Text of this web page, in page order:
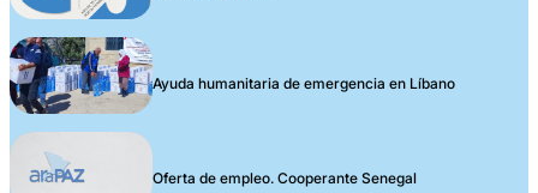
Ayuda humanitaria de emergencia en Líbano
Oferta de empleo. Cooperante Senegal